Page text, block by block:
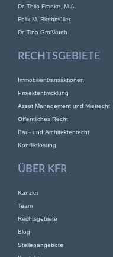
Dr. Thilo Franke, M.A.
Felix M. Riethmüller
Dr. Tina Großkurth
RECHTSGEBIETE
Immobilientransaktionen
Projektentwicklung
Asset Management und Mietrecht
Öffentliches Recht
Bau- und Architektenrecht
Konfliktlösung
ÜBER KFR
Kanzlei
Team
Rechtsgebiete
Blog
Stellenangebote